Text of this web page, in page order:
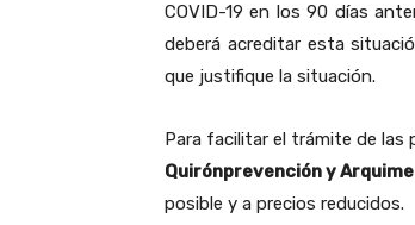
COVID-19 en los 90 días
deberá acreditar esta
que justifique la situación.
Para facilitar el trámite de las
Quirónprevención y
posible y a precios reducidos.